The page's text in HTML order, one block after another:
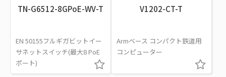
TN-G6512-8GPoE-WV-T
EN 50155フルギガビットイー
サネットスイッチ(最大8 PoE
ポート)
V1202-CT-T
Armベース コンパクト鉄道用
コンピューター